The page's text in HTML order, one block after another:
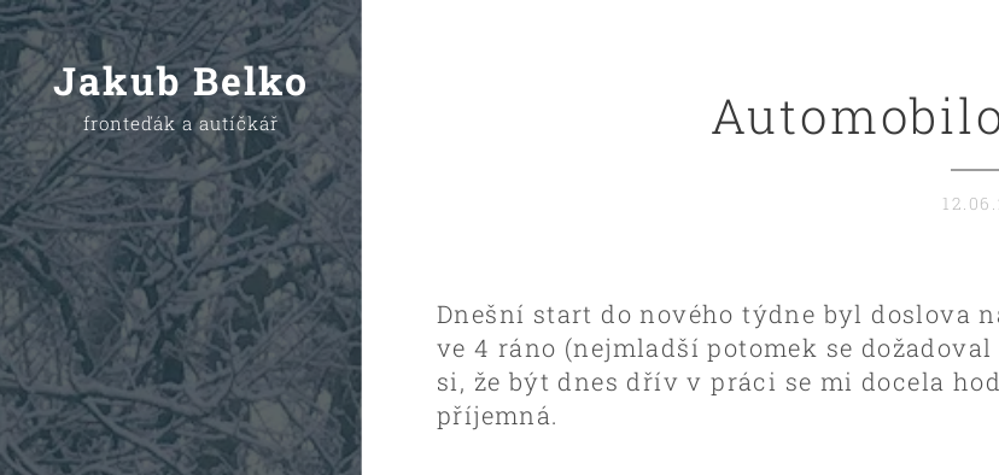
Jakub Belko
fronteďák a autíčkář
Dnešní start do nového týdne byl doslova
ve 4 ráno (nejmladší potomek se
si, že být dnes dřív v práci se mi docela
příjemná.